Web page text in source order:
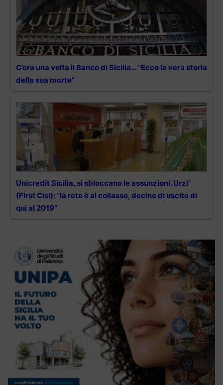
C’era una volta il Banco di Sicilia… “Ecco la vera storia
della sua morte”
Unicredit Sicilia, si sbloccano le assunzioni. Urzi’
(First Cisl): “la rete è al collasso, decine di uscite di
qui al 2019”